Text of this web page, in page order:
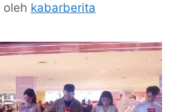
oleh kabarberita